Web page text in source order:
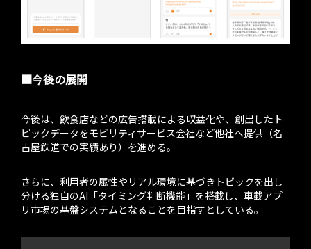
■今後の展開
今後は、飲食店などの広告搭載による収益化や、創出したト
ピックデータをモビリティサービス会社など他社へ提供（名
古屋鉄道での実績あり）を進める。
さらに、利用者の属性やリアル環境に基づきトピックを出し
分ける独自のAI「タイミング判断機能」を搭載し、車載アプ
リ市場の基盤システムとなることを目指すとしている。